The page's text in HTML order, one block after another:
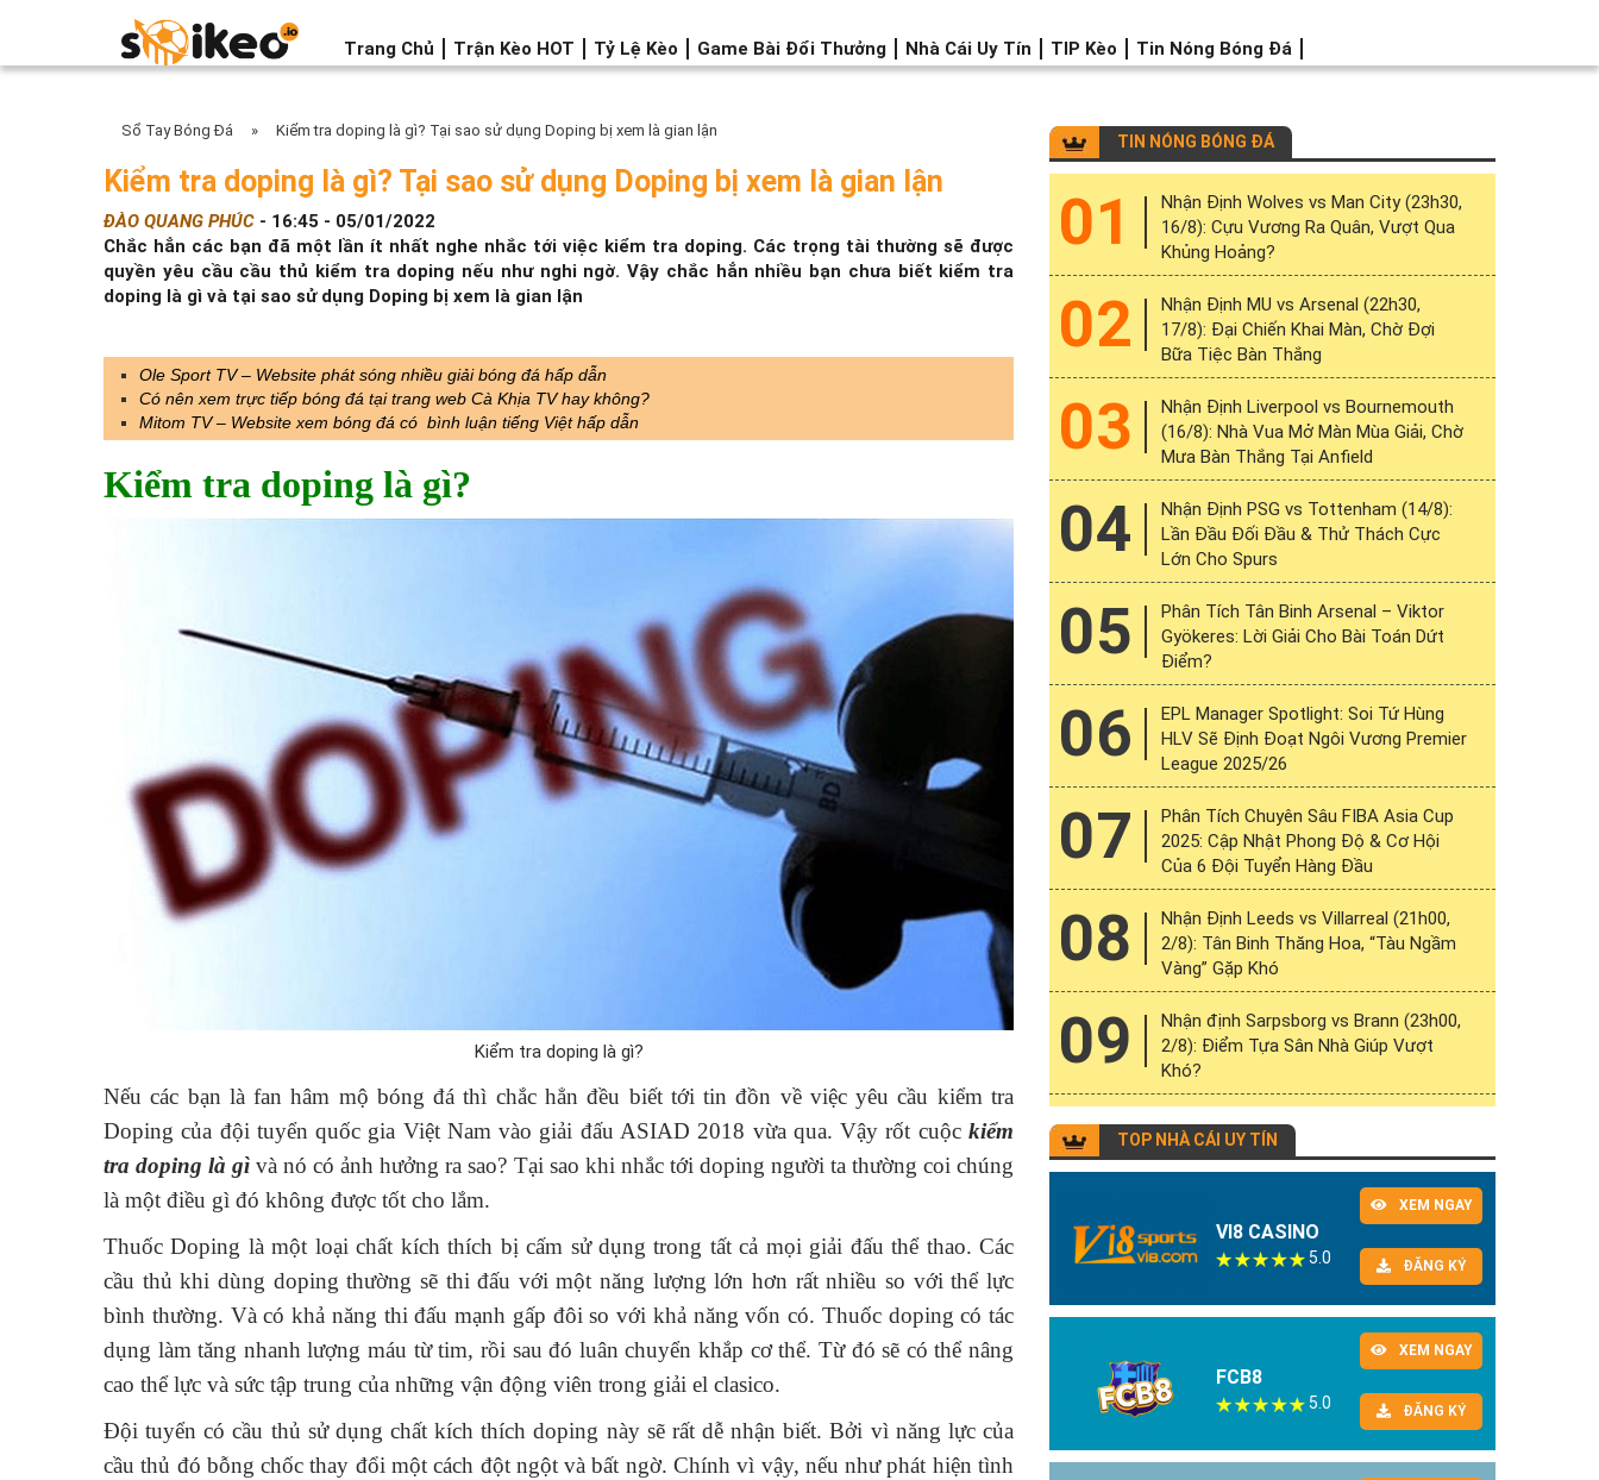
Trang Chủ Trận Kèo HOT Tỷ Lệ Kèo Game Bài Đổi Thưởng Nhà Cái Uy Tín TIP Kèo Tin Nóng Bóng Đá
Sổ Tay Bóng Đá » Kiểm tra doping là gì? Tại sao sử dụng Doping bị xem là gian lận
Kiểm tra doping là gì? Tại sao sử dụng Doping bị xem là gian lận
ĐÀO QUANG PHÚC - 16:45 - 05/01/2022
Chắc hẳn các bạn đã một lần ít nhất nghe nhắc tới việc kiểm tra doping. Các trọng tài thường sẽ được
quyền yêu cầu cầu thủ kiểm tra doping nếu như nghi ngờ. Vậy chắc hẳn nhiều bạn chưa biết kiểm tra
doping là gì và tại sao sử dụng Doping bị xem là gian lận
Ole Sport TV – Website phát sóng nhiều giải bóng đá hấp dẫn
Có nên xem trực tiếp bóng đá tại trang web Cà Khịa TV hay không?
Mitom TV – Website xem bóng đá có bình luận tiếng Việt hấp dẫn
Kiểm tra doping là gì?
Kiểm tra doping là gì?
Nếu các bạn là fan hâm mộ bóng đá thì chắc hẳn đều biết tới tin đồn về việc yêu cầu kiểm tra
Doping của đội tuyển quốc gia Việt Nam vào giải đấu ASIAD 2018 vừa qua. Vậy rốt cuộc kiểm
tra doping là gì và nó có ảnh hưởng ra sao? Tại sao khi nhắc tới doping người ta thường coi chúng
là một điều gì đó không được tốt cho lắm.
Thuốc Doping là một loại chất kích thích bị cấm sử dụng trong tất cả mọi giải đấu thể thao. Các
cầu thủ khi dùng doping thường sẽ thi đấu với một năng lượng lớn hơn rất nhiều so với thể lực
bình thường. Và có khả năng thi đấu mạnh gấp đôi so với khả năng vốn có. Thuốc doping có tác
dụng làm tăng nhanh lượng máu từ tim, rồi sau đó luân chuyển khắp cơ thể. Từ đó sẽ có thể nâng
cao thể lực và sức tập trung của những vận động viên trong giải el clasico.
Đội tuyển có cầu thủ sử dụng chất kích thích doping này sẽ rất dễ nhận biết. Bởi vì năng lực của
cầu thủ đó bỗng chốc thay đổi một cách đột ngột và bất ngờ. Chính vì vậy, nếu như phát hiện tình
TIN NÓNG BÓNG ĐÁ
01
Nhận Định Wolves vs Man City (23h30,
16/8): Cựu Vương Ra Quân, Vượt Qua
Khủng Hoảng?
02
Nhận Định MU vs Arsenal (22h30,
17/8): Đại Chiến Khai Màn, Chờ Đợi
Bữa Tiệc Bàn Thắng
03
Nhận Định Liverpool vs Bournemouth
(16/8): Nhà Vua Mở Màn Mùa Giải, Chờ
Mưa Bàn Thắng Tại Anfield
04
Nhận Định PSG vs Tottenham (14/8):
Lần Đầu Đối Đầu & Thử Thách Cực
Lớn Cho Spurs
05
Phân Tích Tân Binh Arsenal – Viktor
Gyökeres: Lời Giải Cho Bài Toán Dứt
Điểm?
06
EPL Manager Spotlight: Soi Tứ Hùng
HLV Sẽ Định Đoạt Ngôi Vương Premier
League 2025/26
07
Phân Tích Chuyên Sâu FIBA Asia Cup
2025: Cập Nhật Phong Độ & Cơ Hội
Của 6 Đội Tuyển Hàng Đầu
08
Nhận Định Leeds vs Villarreal (21h00,
2/8): Tân Binh Thăng Hoa, “Tàu Ngầm
Vàng” Gặp Khó
09
Nhận định Sarpsborg vs Brann (23h00,
2/8): Điểm Tựa Sân Nhà Giúp Vượt
Khó?
TOP NHÀ CÁI UY TÍN
VI8 CASINO
5.0
XEM NGAY
ĐĂNG KÝ
FCB8
5.0
XEM NGAY
ĐĂNG KÝ